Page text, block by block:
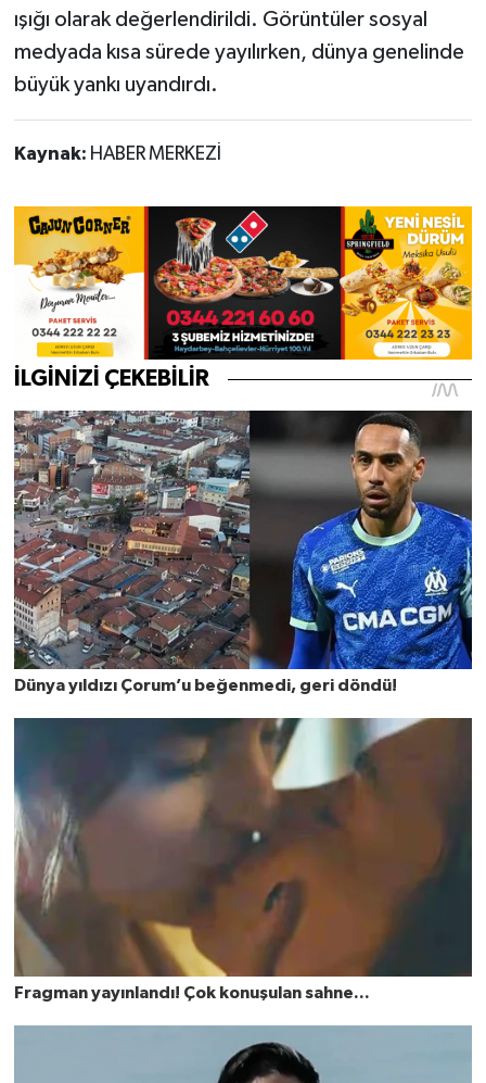
ışığı olarak değerlendirildi. Görüntüler sosyal
medyada kısa sürede yayılırken, dünya genelinde
büyük yankı uyandırdı.
Kaynak: HABER MERKEZİ